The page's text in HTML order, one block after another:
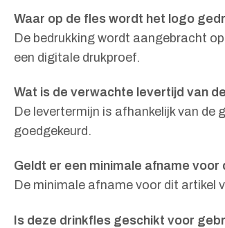
Waar op de fles wordt het logo
De bedrukking wordt aangebracht
een digitale drukproef.
Wat is de verwachte levertijd van
De levertermijn is afhankelijk van
goedgekeurd.
Geldt er een minimale afname voor
De minimale afname voor dit artikel
Is deze drinkfles geschikt voor